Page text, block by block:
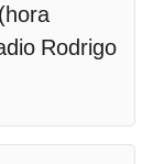
Rodrigo